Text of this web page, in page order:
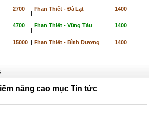
2700
|
Phan Thiết - Đà Lạt 1400
4700
|
Phan Thiết - Vũng Tàu 1400
15000 | Phan Thiết - Bình Dương 1400
nâng cao mục Tin tức